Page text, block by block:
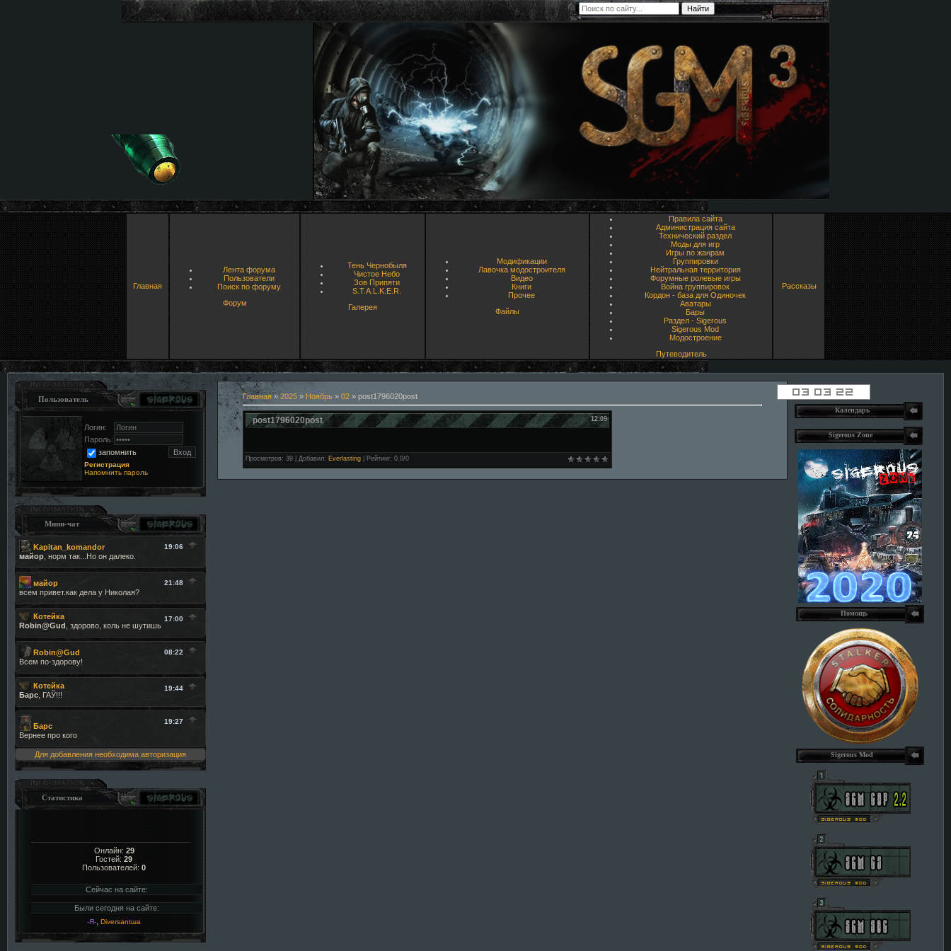
Главная
Лента форума
Пользователи
Поиск по форуму
Форум
Тень Чернобыля
Чистое Небо
Зов Припяти
S.T.A.L.K.E.R.
Галерея
Модификации
Лавочка модостроителя
Видео
Книги
Прочее
Файлы
Правила сайта
Администрация сайта
Технический раздел
Моды для игр
Игры по жанрам
Группировки
Нейтральная территория
Форумные ролевые игры
Война группировок
Кордон - база для Одиночек
Аватары
Бары
Раздел - Sigerous
Sigerous Mod
Модостроение
Путеводитель
Рассказы
Пользователь
Логин:
Пароль:
запомнить
Регистрация
Напомнить пароль
Мини-чат
Для добавления необходима авторизация
Статистика
Онлайн: 29
Гостей: 29
Пользователей: 0
Сейчас на сайте:
Были сегодня на сайте:
-Я- Diversantша
Главная» 2025 » Ноябрь » 02 » post1796020post
12:09
post1796020post
Просмотров: 39 Добавил: Everlasting Рейтинг: 0.0/0
Календарь
Sigerous Zone
Помощь
Sigerous Mod